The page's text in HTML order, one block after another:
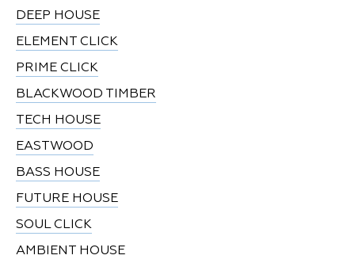
DEEP HOUSE
ELEMENT CLICK
PRIME CLICK
BLACKWOOD TIMBER
TECH HOUSE
EASTWOOD
BASS HOUSE
FUTURE HOUSE
SOUL CLICK
AMBIENT HOUSE